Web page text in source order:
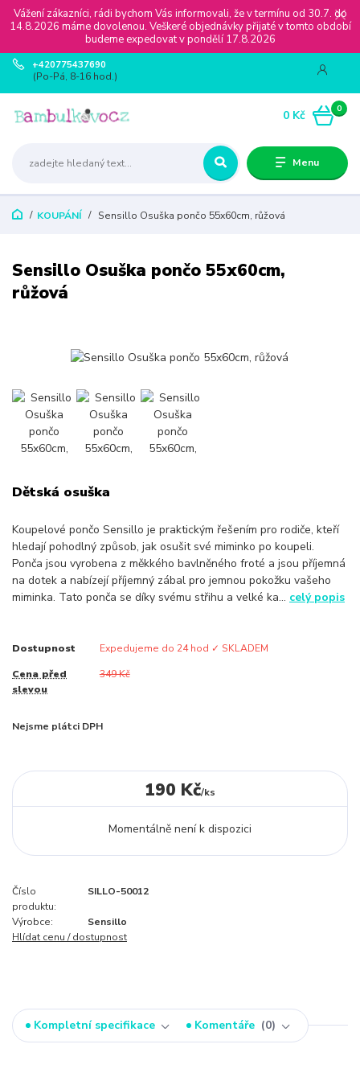
Vážení zákazníci, rádi bychom Vás informovali, že v termínu od 30.7. do
14.8.2026 máme dovolenou. Veškeré objednávky přijaté v tomto období
budeme expedovat v pondělí 17.8.2026
Menu
+420775437690
(Po-Pá, 8-16 hod.)
0
0 Kč
KOUPÁNÍ Sensillo Osuška pončo 55x60cm, růžová
Sensillo Osuška pončo 55x60cm,
růžová
Dětská osuška
Koupelové pončo Sensillo je praktickým řešením pro rodiče, kteří
hledají pohodlný způsob, jak osušit své miminko po koupeli.
Ponča jsou vyrobena z měkkého bavlněného froté a jsou příjemná
na dotek a nabízejí příjemný zábal pro jemnou pokožku vašeho
miminka. Tato ponča se díky svému střihu a velké ka... celý popis
Dostupnost Expedujeme do 24 hod ✓ SKLADEM
Cena před
slevou
349 Kč
Nejsme plátci DPH
190 Kč/ks
Momentálně není k dispozici
Číslo
produktu:
SILLO-50012
Výrobce:
Sensillo
Hlídat cenu / dostupnost
Kompletní specifikace Komentáře 0